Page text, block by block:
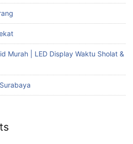
Murah | LED Display Waktu Sholat &